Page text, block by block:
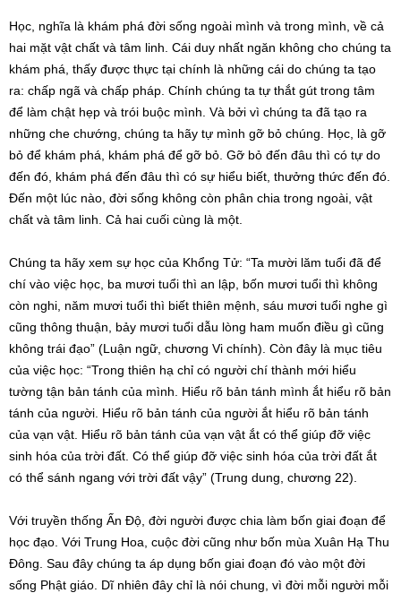
Học, nghĩa là khám phá đời sống ngoài mình và trong mình, về cả
hai mặt vật chất và tâm linh. Cái duy nhất ngăn không cho chúng ta
khám phá, thấy được thực tại chính là những cái do chúng ta tạo
ra: chấp ngã và chấp pháp. Chính chúng ta tự thắt gút trong tâm
để làm chật hẹp và trói buộc mình. Và bởi vì chúng ta đã tạo ra
những che chướng, chúng ta hãy tự mình gỡ bỏ chúng. Học, là gỡ
bỏ để khám phá, khám phá để gỡ bỏ. Gỡ bỏ đến đâu thì có tự do
đến đó, khám phá đến đâu thì có sự hiểu biết, thưởng thức đến đó.
Đến một lúc nào, đời sống không còn phân chia trong ngoài, vật
chất và tâm linh. Cả hai cuối cùng là một.
Chúng ta hãy xem sự học của Khổng Tử: “Ta mười lăm tuổi đã để
chí vào việc học, ba mươi tuổi thì an lập, bốn mươi tuổi thì không
còn nghi, năm mươi tuổi thì biết thiên mệnh, sáu mươi tuổi nghe gì
cũng thông thuận, bảy mươi tuổi dẫu lòng ham muốn điều gì cũng
không trái đạo” (Luận ngữ, chương Vi chính). Còn đây là mục tiêu
của việc học: “Trong thiên hạ chỉ có người chí thành mới hiểu
tường tận bản tánh của mình. Hiểu rõ bản tánh mình ắt hiểu rõ bản
tánh của người. Hiểu rõ bản tánh của người ắt hiểu rõ bản tánh
của vạn vật. Hiểu rõ bản tánh của vạn vật ắt có thể giúp đỡ việc
sinh hóa của trời đất. Có thể giúp đỡ việc sinh hóa của trời đất ắt
có thể sánh ngang với trời đất vậy” (Trung dung, chương 22).
Với truyền thống Ấn Độ, đời người được chia làm bốn giai đoạn để
học đạo. Với Trung Hoa, cuộc đời cũng như bốn mùa Xuân Hạ Thu
Đông. Sau đây chúng ta áp dụng bốn giai đoạn đó vào một đời
sống Phật giáo. Dĩ nhiên đây chỉ là nói chung, vì đời mỗi người mỗi